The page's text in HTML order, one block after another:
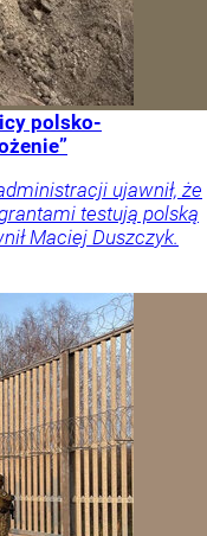
polsko-
ujawnił, że
testują polską
Maciej Duszczyk.